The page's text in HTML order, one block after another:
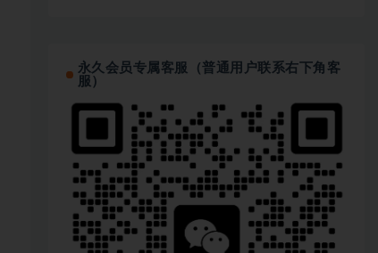
永久会员专属客服（普通用户联系右下角客
服）